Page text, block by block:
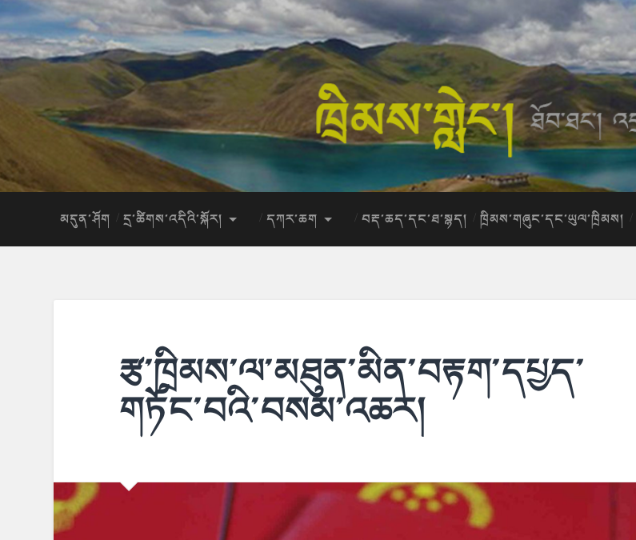
མདུན་ཤོག དྲ་ཚིགས་འདིའི་སྐོར། དཀར་ཆག བརྡ་ཆད་དང་ཐ་སྙད། ཁྲིམས་གཞུང་དང་ཡུལ་ཁྲིམས།
རྩ་ཁྲིམས་ལ་མཐུན་མིན་བརྟག་དཔྱད་
གཏོང་བའི་བསམ་འཆར།